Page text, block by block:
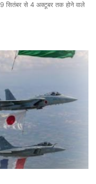
सितंबर से 4 अक्टूबर तक होने वाले